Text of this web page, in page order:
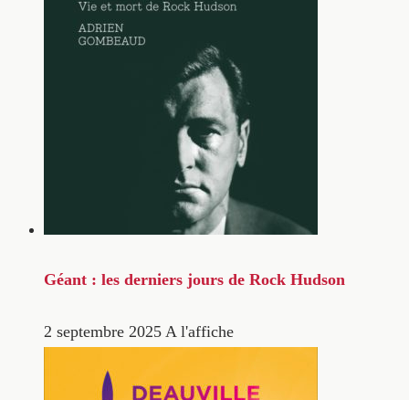
Géant : les derniers jours de Rock Hudson
2 septembre 2025 A l'affiche